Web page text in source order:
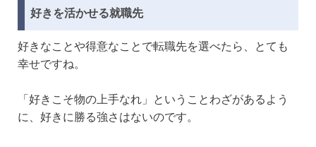
好きを活かせる就職先
好きなことや得意なことで転職先を選べたら、とても
幸せですね。
「好きこそ物の上手なれ」ということわざがあるよう
に、好きに勝る強さはないのです。